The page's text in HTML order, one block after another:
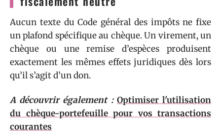
Aucun texte du Code général des impôts ne fixe
un plafond spécifique au chèque. Un virement, un
chèque ou une remise d’espèces produisent
exactement les mêmes effets juridiques dès lors
qu’il s’agit d’un don.
A découvrir également : Optimiser l'utilisation
du chèque-portefeuille pour vos transactions
courantes